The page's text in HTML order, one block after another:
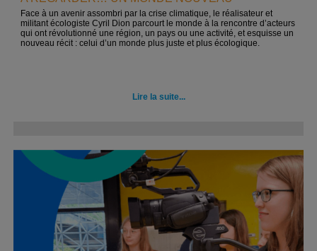
Face à un avenir assombri par la crise climatique, le réalisateur et
militant écologiste Cyril Dion parcourt le monde à la rencontre d’acteurs
qui ont révolutionné une région, un pays ou une activité, et esquisse un
nouveau récit : celui d’un monde plus juste et plus écologique.
Lire la suite...